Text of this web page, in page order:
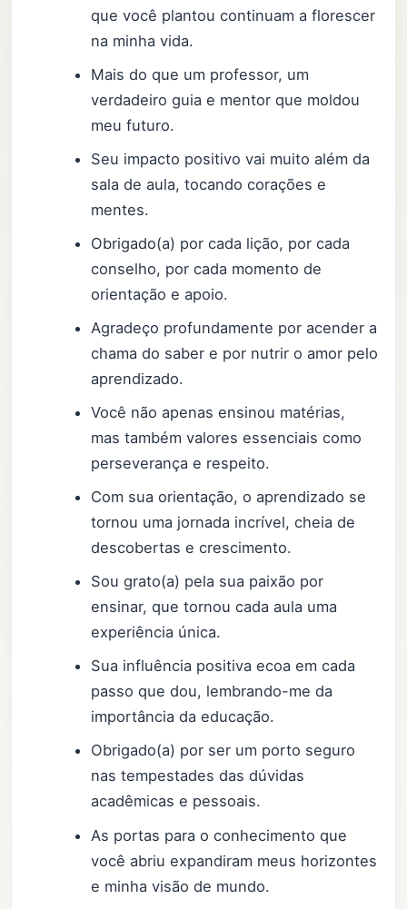
que você plantou continuam a florescer
na minha vida.
Mais do que um professor, um
verdadeiro guia e mentor que moldou
meu futuro.
Seu impacto positivo vai muito além da
sala de aula, tocando corações e
mentes.
Obrigado(a) por cada lição, por cada
conselho, por cada momento de
orientação e apoio.
Agradeço profundamente por acender a
chama do saber e por nutrir o amor pelo
aprendizado.
Você não apenas ensinou matérias,
mas também valores essenciais como
perseverança e respeito.
Com sua orientação, o aprendizado se
tornou uma jornada incrível, cheia de
descobertas e crescimento.
Sou grato(a) pela sua paixão por
ensinar, que tornou cada aula uma
experiência única.
Sua influência positiva ecoa em cada
passo que dou, lembrando-me da
importância da educação.
Obrigado(a) por ser um porto seguro
nas tempestades das dúvidas
acadêmicas e pessoais.
As portas para o conhecimento que
você abriu expandiram meus horizontes
e minha visão de mundo.